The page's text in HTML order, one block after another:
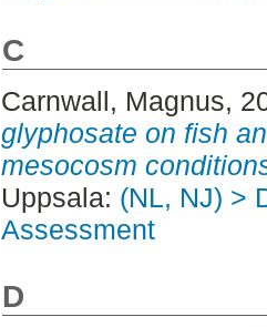
C
Carnwall, Magnus,
glyphosate on fish
mesocosm
Uppsala: (NL, NJ) >
Assessment
D